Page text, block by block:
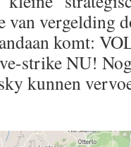
van vergelding
komt:
strike NU!
kunnen